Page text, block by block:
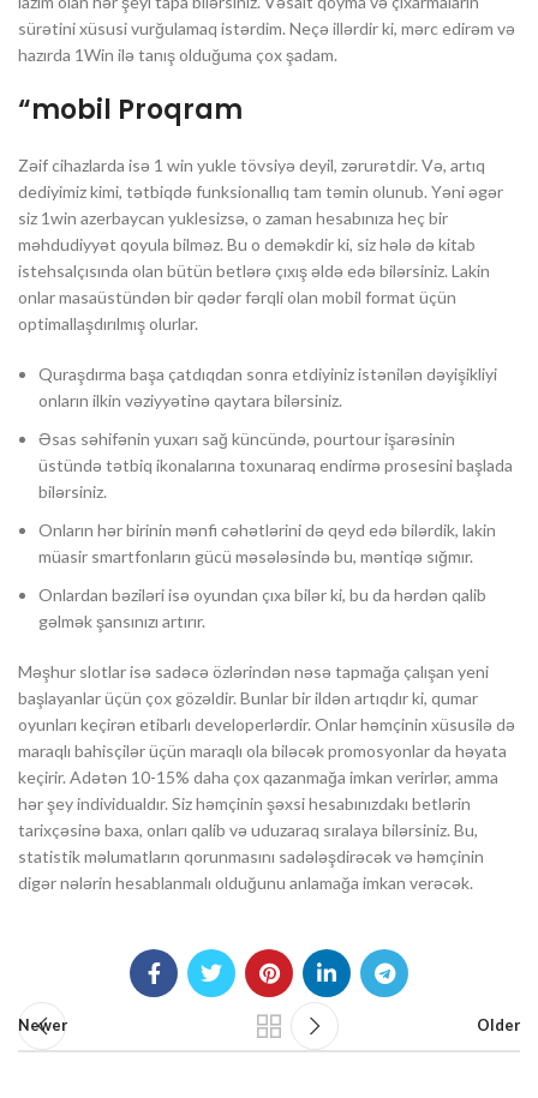
sürətini xüsusi vurğulamaq istərdim. Neçə illərdir ki, mərc edirəm və
hazırda 1Win ilə tanış olduğuma çox şadam.
“mobil Proqram
Zəif cihazlarda isə 1 win yukle tövsiyə deyil, zərurətdir. Və, artıq
dediyimiz kimi, tətbiqdə funksionallıq tam təmin olunub. Yəni əgər
siz 1win azerbaycan yuklesizsə, o zaman hesabınıza heç bir
məhdudiyyət qoyula bilməz. Bu o deməkdir ki, siz hələ də kitab
istehsalçısında olan bütün betlərə çıxış əldə edə bilərsiniz. Lakin
onlar masaüstündən bir qədər fərqli olan mobil format üçün
optimallaşdırılmış olurlar.
Quraşdırma başa çatdıqdan sonra etdiyiniz istənilən dəyişikliyi
onların ilkin vəziyyətinə qaytara bilərsiniz.
Əsas səhifənin yuxarı sağ küncündə, pourtour işarəsinin
üstündə tətbiq ikonalarına toxunaraq endirmə prosesini başlada
bilərsiniz.
Onların hər birinin mənfi cəhətlərini də qeyd edə bilərdik, lakin
müasir smartfonların gücü məsələsində bu, məntiqə sığmır.
Onlardan bəziləri isə oyundan çıxa bilər ki, bu da hərdən qalib
gəlmək şansınızı artırır.
Məşhur slotlar isə sadəcə özlərindən nəsə tapmağa çalışan yeni
başlayanlar üçün çox gözəldir. Bunlar bir ildən artıqdır ki, qumar
oyunları keçirən etibarlı developerlərdir. Onlar həmçinin xüsusilə də
maraqlı bahisçilər üçün maraqlı ola biləcək promosyonlar da həyata
keçirir. Adətən 10-15% daha çox qazanmağa imkan verirlər, amma
hər şey individualdır. Siz həmçinin şəxsi hesabınızdakı betlərin
tarixçəsinə baxa, onları qalib və uduzaraq sıralaya bilərsiniz. Bu,
statistik məlumatların qorunmasını sadələşdirəcək və həmçinin
digər nələrin hesablanmalı olduğunu anlamağa imkan verəcək.
Newer Older